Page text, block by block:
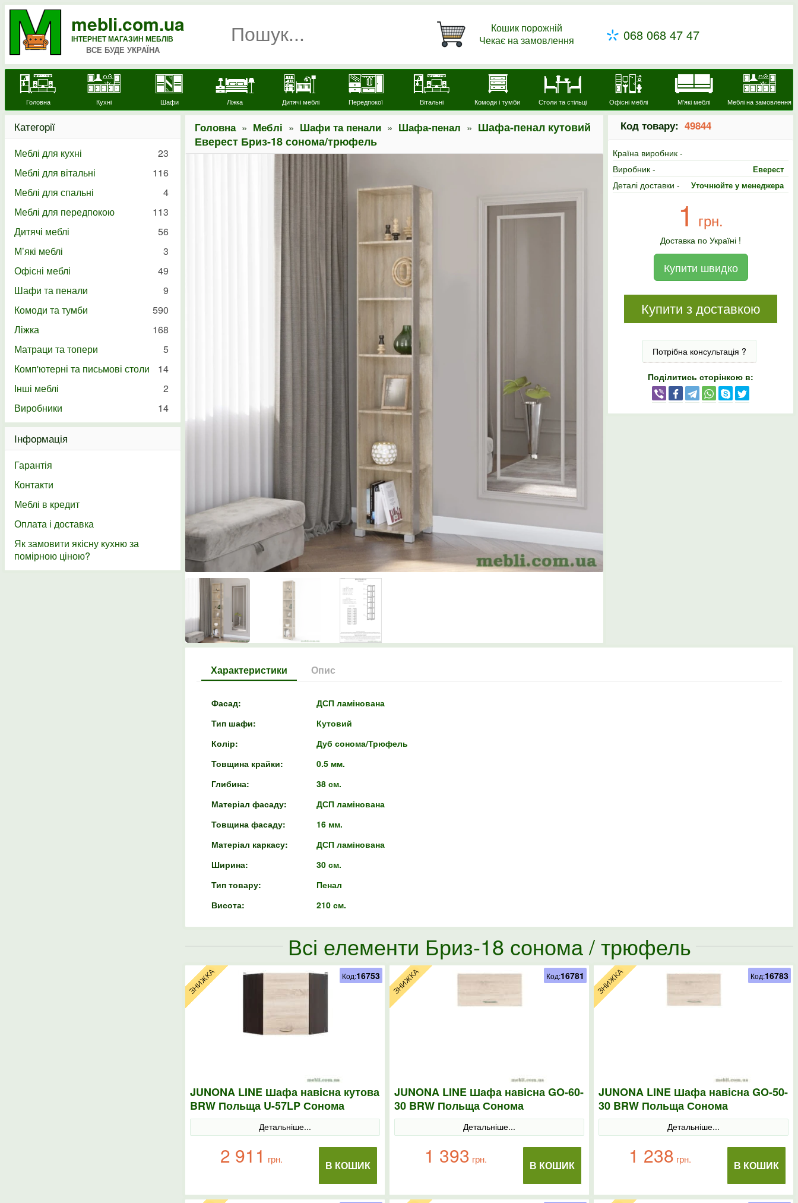
Кошик порожній
Чекає на замовлення
068 068 47 47
mebli.com.ua
ІНТЕРНЕТ МАГАЗИН МЕБЛІВ
ВСЕ БУДЕ УКРАЇНА
Головна Кухні Шафи Ліжка Дитячі меблі Передпокої Вітальні Комоди і тумби Столи та стільці Офісні меблі М'які меблі Меблі на замовлення
Головна» Меблі » Шафи та пенали » Шафа-пенал » Шафа-пенал кутовий
Еверест Бриз-18 сонома/трюфель
Код товару: 49844
Країна виробник -
Виробник -
Еверест
Деталі доставки - Уточнюйте у менеджера
1 грн.
Доставка по Україні !
Купити швидко
Купити з доставкою
Потрібна консультація ?
Поділитись сторінкою в:
Характеристики Опис
Фасад:
ДСП ламінована
Тип шафи:
Кутовий
Колір:
Дуб сонома/Трюфель
Товщина крайки:
0.5 мм.
Глибина:
38 см.
Матеріал фасаду:
ДСП ламінована
Товщина фасаду:
16 мм.
Матеріал каркасу:
ДСП ламінована
Ширина:
30 см.
Тип товару:
Пенал
Висота:
210 см.
Всі елементи Бриз-18 сонома / трюфель
JUNONA LINE Шафа навісна кутова
BRW Польща U-57LP Сонома
Детальніше...
В КОШИК
2 911 грн.
Код:16753
JUNONA LINE Шафа навісна GO-60-
30 BRW Польща Сонома
Детальніше...
В КОШИК
1 393 грн.
Код:16781
JUNONA LINE Шафа навісна GO-50-
30 BRW Польща Сонома
Детальніше...
В КОШИК
1 238 грн.
Код:16783
Категорії
Меблі для кухні
23
Меблі для вітальні
116
Меблі для спальні
4
Меблі для передпокою
113
Дитячі меблі
56
М’які меблі
3
Офісні меблі
49
Шафи та пенали
9
Комоди та тумби
590
Ліжка
168
Матраци та топери
5
Комп'ютерні та письмові столи
14
Інші меблі
2
Виробники
14
Інформація
Гарантія
Контакти
Меблі в кредит
Оплата і доставка
Як замовити якісну кухню за
помірною ціною?